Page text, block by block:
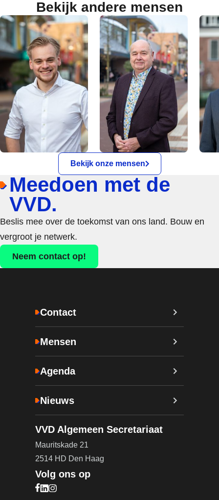
Bekijk andere mensen
Bekijk onze mensen
Meedoen met de
VVD.
Beslis mee over de toekomst van ons land. Bouw en
vergroot je netwerk.
Neem contact op!
Contact
Mensen
Agenda
Nieuws
VVD Algemeen Secretariaat
Mauritskade 21
2514 HD Den Haag
Volg ons op
Bezoek onze Facebook pagina (opent in nieuw
Bezoek onze LinkedIn pagina (opent in nieuw
Bezoek onze Instagram pagina (opent in